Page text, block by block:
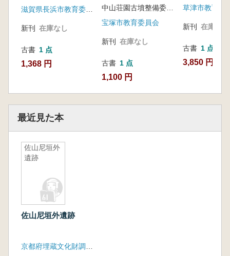
新刊 在庫なし
古書 1 点
1,368 円
宝塚市教育委員会
新刊 在庫なし
古書 1 点
1,100 円
草津市教育委
新刊 在庫なし
古書 1 点
3,850 円
最近見た本
佐山尼垣外
遺跡
佐山尼垣外遺跡